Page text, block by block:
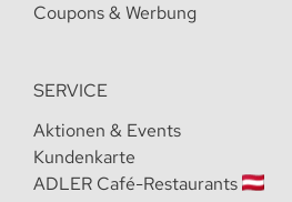
Coupons & Werbung
SERVICE
Aktionen & Events
Kundenkarte
ADLER Café-Restaurants